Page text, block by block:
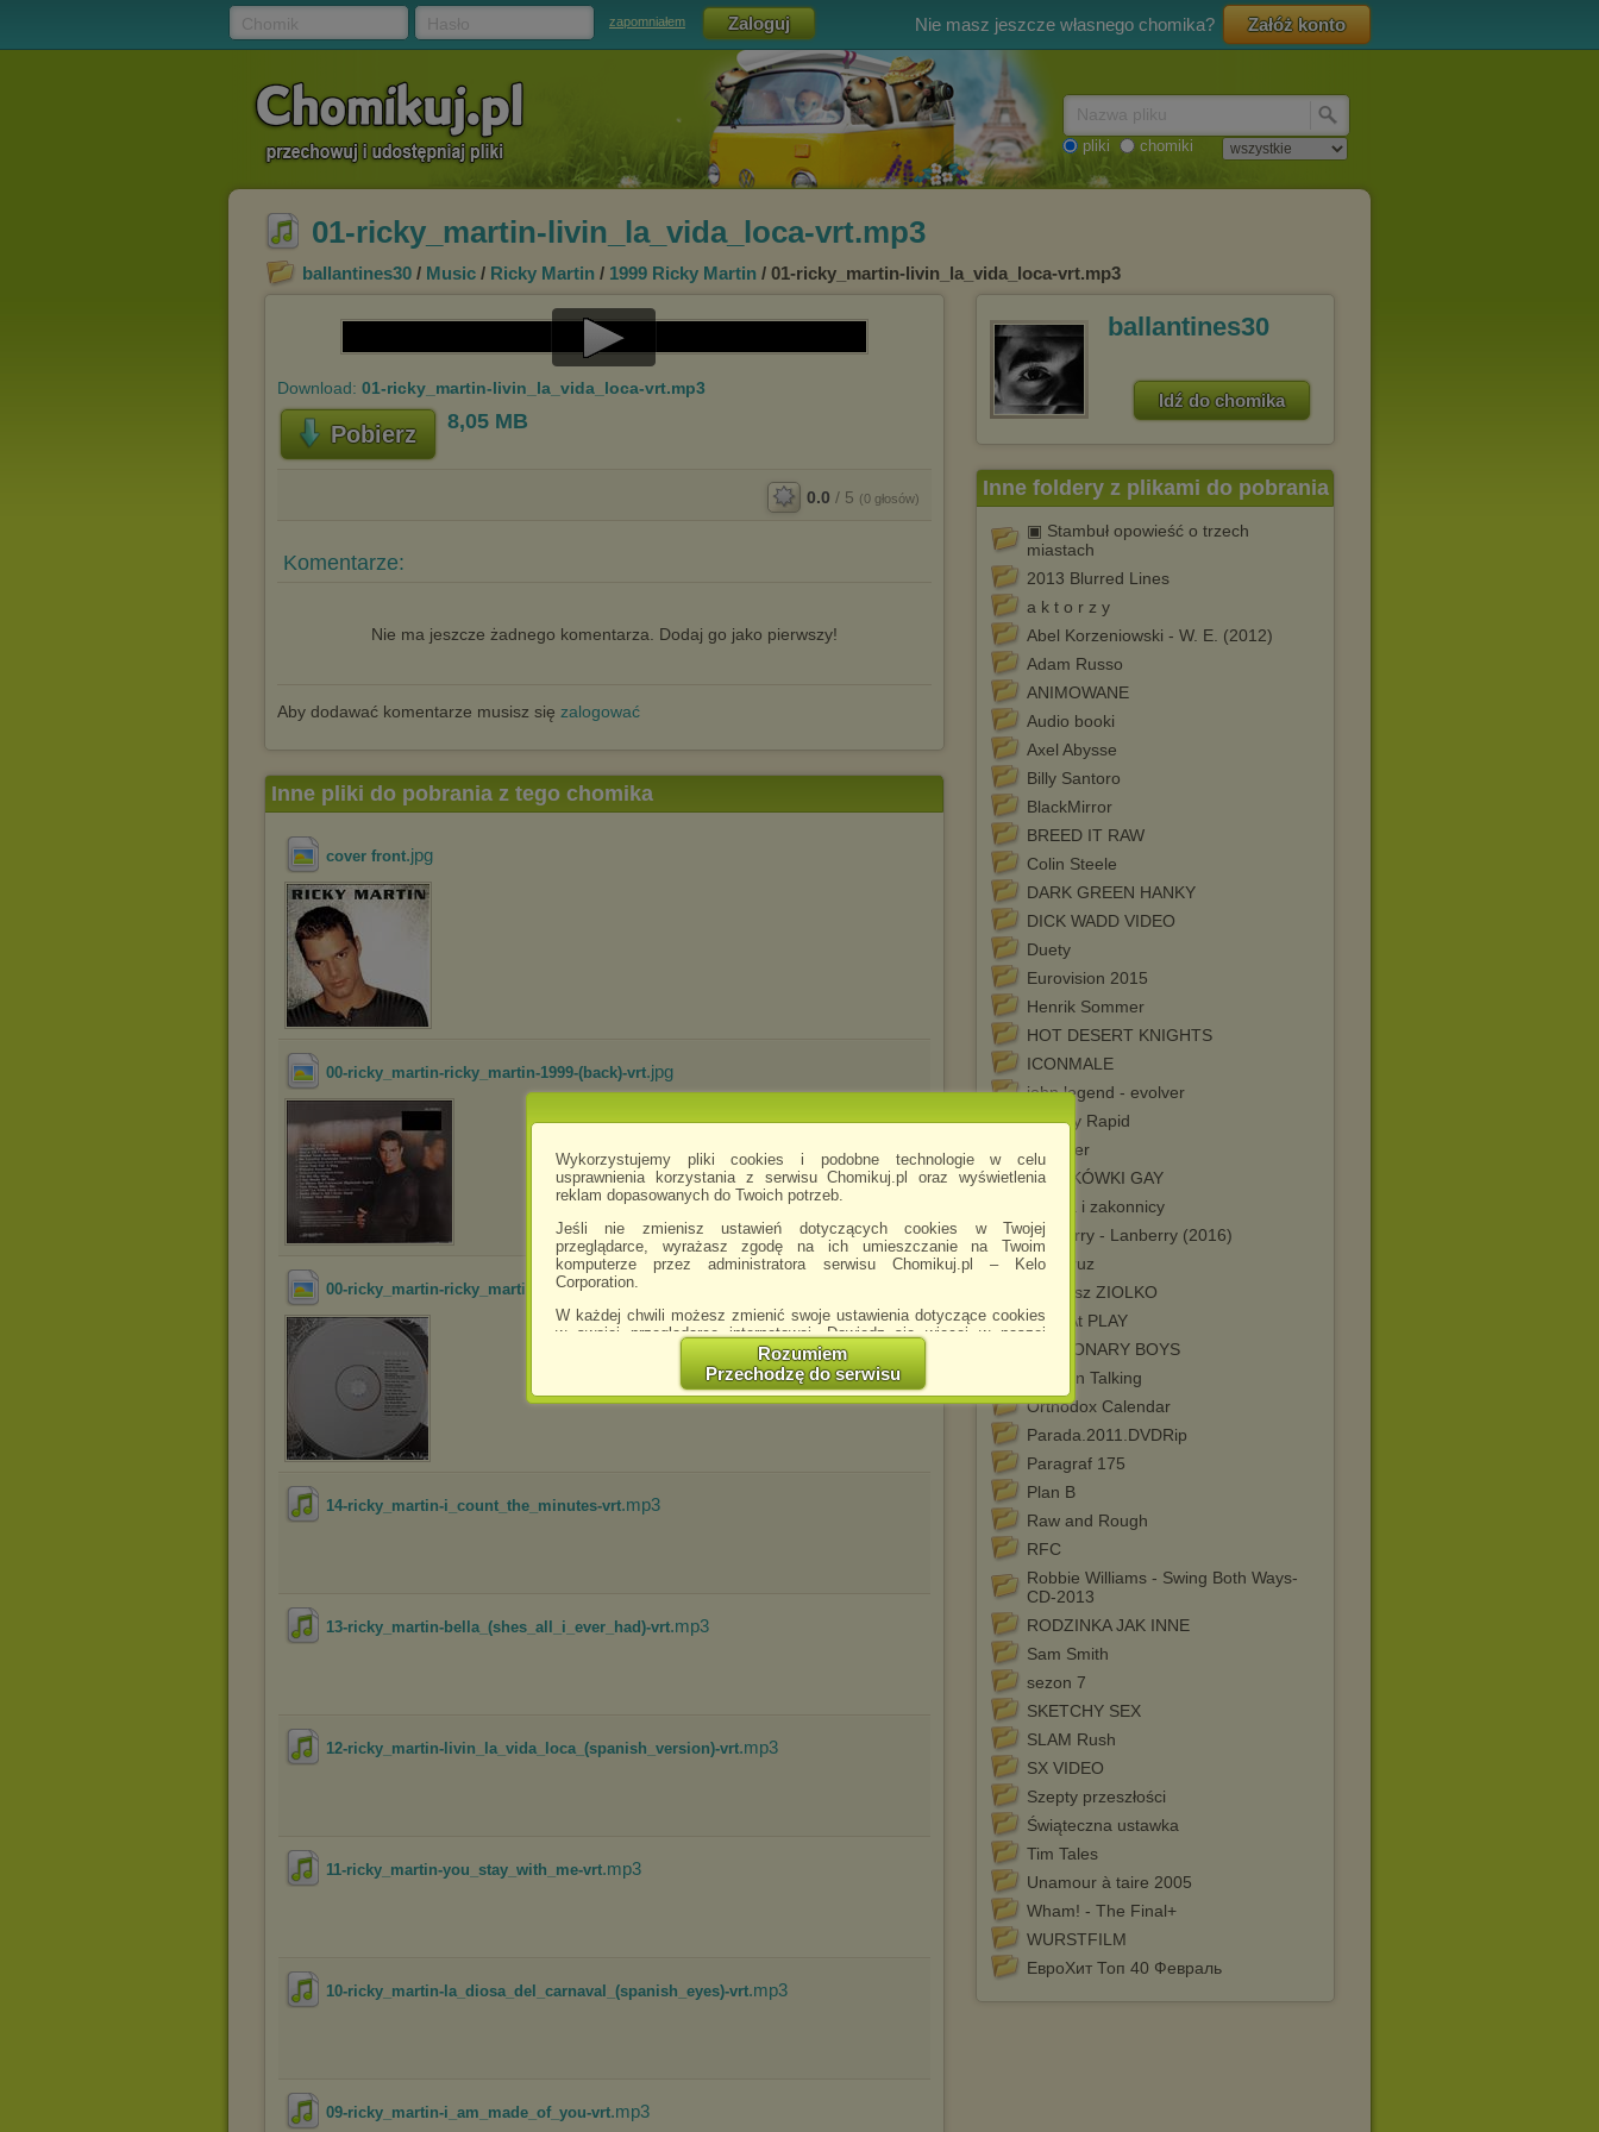
Wykorzystujemy pliki cookies i podobne technologie w celu
usprawnienia korzystania z serwisu Chomikuj.pl oraz wyświetlenia
reklam dopasowanych do Twoich potrzeb.
Jeśli nie zmienisz ustawień dotyczących cookies w Twojej
przeglądarce, wyrażasz zgodę na ich umieszczanie na Twoim
komputerze przez administratora serwisu Chomikuj.pl – Kelo
Corporation.
W każdej chwili możesz zmienić swoje ustawienia dotyczące cookies
w swojej przeglądarce internetowej. Dowiedz się więcej w naszej
http://chomikuj.pl/PolitykaPrywatnosci.aspx
Jednocześnie informujemy że zmiana ustawień przeglądarki może
spowodować ograniczenie korzystania ze strony Chomikuj.pl.
W przypadku braku twojej zgody na akceptację cookies niestety
Zaufanych Partnerów
(dostosowanie reklam do Twoich potrzeb, analiza skuteczności działań
Wyrażenie sprzeciwu spowoduje, że wyświetlana Ci reklama nie
będzie dopasowana do Twoich preferencji, a będzie to reklama
Istnieje możliwość zmiany ustawień przeglądarki internetowej w
sposób uniemożliwiający przechowywanie plików cookies na
urządzeniu końcowym. Można również usunąć pliki cookies,
dokonując odpowiednich zmian w ustawieniach przeglądarki
Pełną informację na ten temat znajdziesz pod adresem
http://chomikuj.pl/PolitykaPrywatnosci.aspx
Rozumiem
Przechodzę do serwisu
zapomniałem Nie masz jeszcze własnego chomika? Załóż konto
pliki chomiki
01-ricky_martin-livin_la_vida_loca-vrt.mp3
ballantines30 / Music / Ricky Martin / 1999 Ricky Martin / 01-ricky_martin-livin_la_vida_loca-vrt.mp3
Play
Download: 01-ricky_martin-livin_la_vida_loca-vrt.mp3
Pobierz 8,05 MB
0.0 / 5 (0 głosów)
Komentarze:
Nie ma jeszcze żadnego komentarza. Dodaj go jako pierwszy!
Aby dodawać komentarze musisz się zalogować
ballantines30
Idź do chomika
Inne foldery z plikami do pobrania
▣ Stambuł opowieść o trzech
miastach
2013 Blurred Lines
a k t o r z y
Abel Korzeniowski - W. E. (2012)
Adam Russo
ANIMOWANE
Audio booki
Axel Abysse
Billy Santoro
BlackMirror
BREED IT RAW
Colin Steele
DARK GREEN HANKY
DICK WADD VIDEO
Duety
Eurovision 2015
Henrik Sommer
HOT DESERT KNIGHTS
ICONMALE
john legend - evolver
Johnny Rapid
Koneser
KRESKÓWKI GAY
Ksieza i zakonnicy
Lanberry - Lanberry (2016)
Lito Cruz
Mateusz ZIOLKO
MEN At PLAY
MISSIONARY BOYS
Modern Talking
Orthodox Calendar
Parada.2011.DVDRip
Paragraf 175
Plan B
Raw and Rough
RFC
Robbie Williams - Swing Both Ways-
CD-2013
RODZINKA JAK INNE
Sam Smith
sezon 7
SKETCHY SEX
SLAM Rush
SX VIDEO
Szepty przeszłości
Świąteczna ustawka
Tim Tales
Unamour à taire 2005
Wham! - The Final+
WURSTFILM
ЕвроХит Топ 40 Февраль
Inne pliki do pobrania z tego chomika
cover front.jpg
00-ricky_martin-ricky_martin-1999-(back)-vrt.jpg
00-ricky_martin-ricky_martin-1999-(cd)-vrt .jpg
14-ricky_martin-i_count_the_minutes-vrt.mp3
13-ricky_martin-bella_(shes_all_i_ever_had)-vrt.mp3
12-ricky_martin-livin_la_vida_loca_(spanish_version)-vrt.mp3
11-ricky_martin-you_stay_with_me-vrt.mp3
10-ricky_martin-la_diosa_del_carnaval_(spanish_eyes)-vrt.mp3
09-ricky_martin-i_am_made_of_you-vrt.mp3